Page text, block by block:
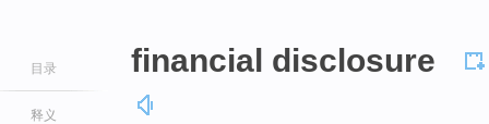
目录
释义
financial disclosure